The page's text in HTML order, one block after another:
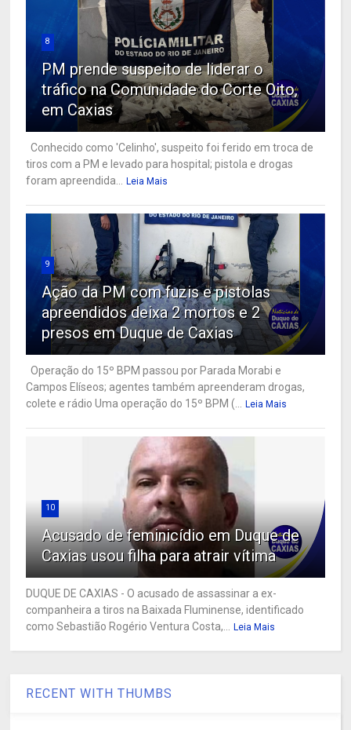
8
PM prende suspeito de liderar o
tráfico na Comunidade do Corte Oito,
em Caxias
Conhecido como 'Celinho', suspeito foi ferido em troca de
tiros com a PM e levado para hospital; pistola e drogas
foram apreendida...
Leia Mais
9
Ação da PM com fuzis e pistolas
apreendidos deixa 2 mortos e 2
presos em Duque de Caxias
Operação do 15º BPM passou por Parada Morabi e
Campos Elíseos; agentes também apreenderam drogas,
colete e rádio Uma operação do 15º BPM (...
Leia Mais
10
Acusado de feminicídio em Duque de
Caxias usou filha para atrair vítima
DUQUE DE CAXIAS - O acusado de assassinar a ex-
companheira a tiros na Baixada Fluminense, identificado
como Sebastião Rogério Ventura Costa,...
Leia Mais
RECENT WITH THUMBS